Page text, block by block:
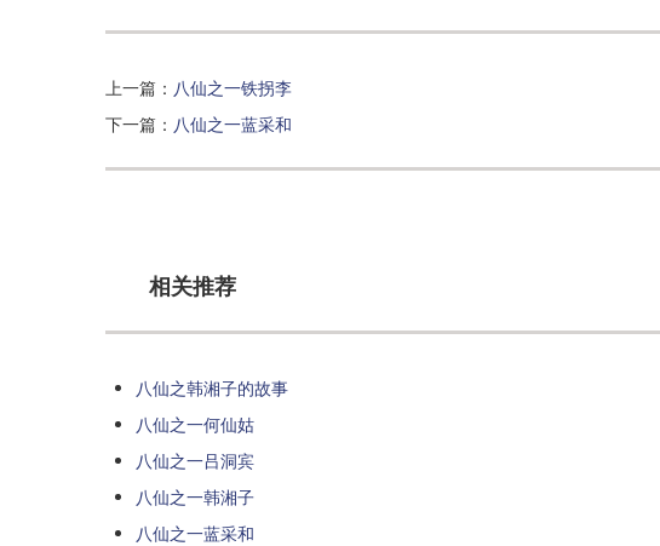
上一篇： 八仙之一铁拐李
下一篇： 八仙之一蓝采和
相关推荐
八仙之韩湘子的故事
八仙之一何仙姑
八仙之一吕洞宾
八仙之一韩湘子
八仙之一蓝采和